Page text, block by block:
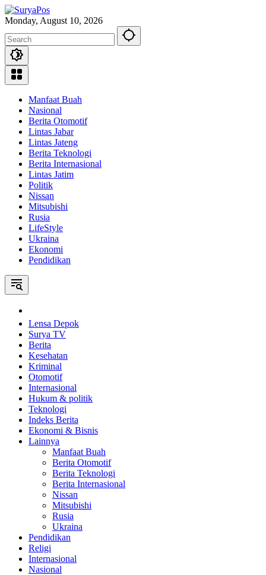
Skip
to
Monday, August 10, 2026
Manfaat Buah
Nasional
Berita Otomotif
Lintas Jabar
Lintas Jateng
Berita Teknologi
Berita Internasional
Lintas Jatim
Politik
Nissan
Mitsubishi
Rusia
LifeStyle
Ukraina
Ekonomi
Pendidikan
Lensa Depok
Surya TV
Berita
Kesehatan
Kriminal
Otomotif
Internasional
Hukum & politik
Teknologi
Indeks Berita
Ekonomi & Bisnis
Lainnya
Manfaat Buah
Berita Otomotif
Berita Teknologi
Berita Internasional
Nissan
Mitsubishi
Rusia
Ukraina
Pendidikan
Religi
Internasional
Nasional